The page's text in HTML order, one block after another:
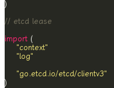
// etcd lease
import
"context"
"log"
"go.etcd.io/etcd/clientv3"